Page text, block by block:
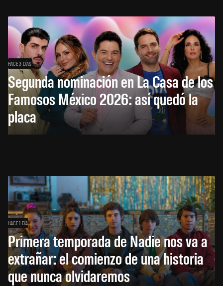
HACE 3 DÍAS
Segunda nominación en La Casa de los
Famosos México 2026: así quedó la
placa
HACE 1 DÍA
Primera temporada de Nadie nos va a
extrañar: el comienzo de una historia
que nunca olvidaremos